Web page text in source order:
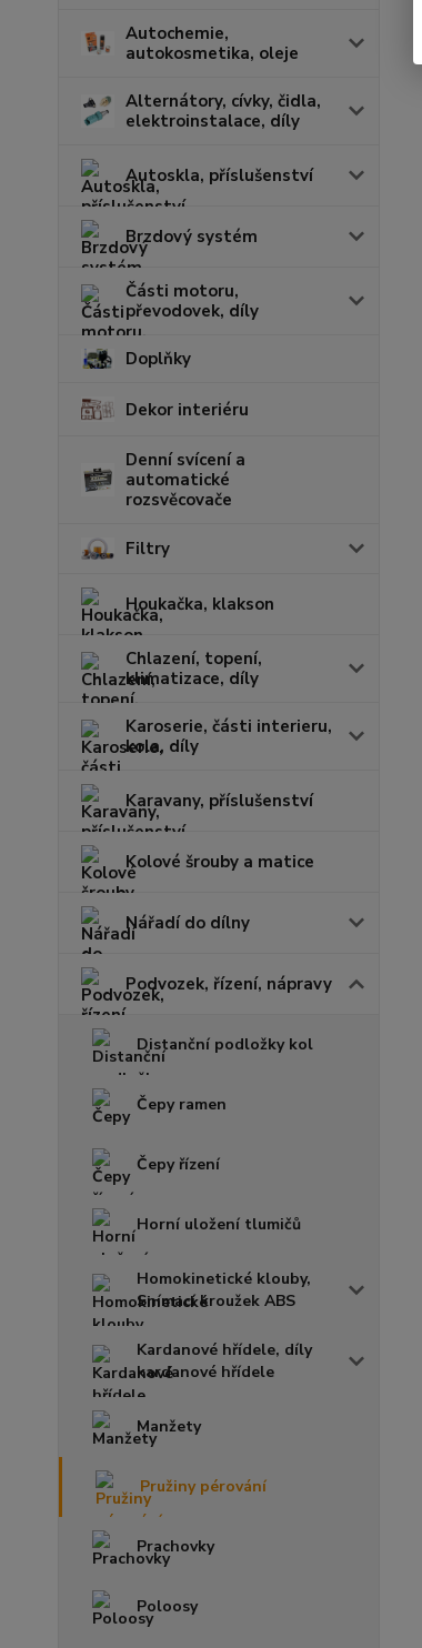
Autochemie,
autokosmetika, oleje
Alternátory, cívky, čidla,
elektroinstalace, díly
Autoskla, příslušenství
Brzdový systém
Části motoru,
převodovek, díly
Doplňky
Dekor interiéru
Denní svícení a
automatické
rozsvěcovače
Filtry
Houkačka, klakson
Chlazení, topení,
klimatizace, díly
Karoserie, části interieru,
kola, díly
Karavany, příslušenství
Kolové šrouby a matice
Nářadí do dílny
Podvozek, řízení, nápravy
Distanční podložky kol
Čepy ramen
Čepy řízení
Horní uložení tlumičů
Homokinetické klouby,
Snímací kroužek ABS
Kardanové hřídele, díly
kardanové hřídele
Manžety
Pružiny pérování
Prachovky
Poloosy